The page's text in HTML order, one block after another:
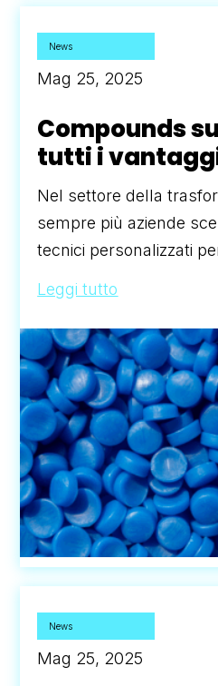
News
Mag 25, 2025
Compounds
tutti i
Nel settore della
sempre più aziende
tecnici personalizzati
Leggi tutto
News
Mag 25, 2025